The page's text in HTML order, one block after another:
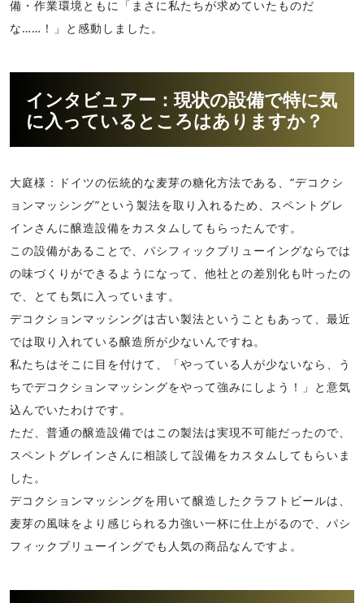
備・作業環境ともに「まさに私たちが求めていたものだ
な……！」と感動しました。
インタビュアー：現状の設備で特に気
に入っているところはありますか？
大庭様：ドイツの伝統的な麦芽の糖化方法である、“デコクシ
ョンマッシング”という製法を取り入れるため、スペントグレ
インさんに醸造設備をカスタムしてもらったんです。
この設備があることで、パシフィックブリューイングならでは
の味づくりができるようになって、他社との差別化も叶ったの
で、とても気に入っています。
デコクションマッシングは古い製法ということもあって、最近
では取り入れている醸造所が少ないんですね。
私たちはそこに目を付けて、「やっている人が少ないなら、う
ちでデコクションマッシングをやって強みにしよう！」と意気
込んでいたわけです。
ただ、普通の醸造設備ではこの製法は実現不可能だったので、
スペントグレインさんに相談して設備をカスタムしてもらいま
した。
デコクションマッシングを用いて醸造したクラフトビールは、
麦芽の風味をより感じられる力強い一杯に仕上がるので、パシ
フィックブリューイングでも人気の商品なんですよ。